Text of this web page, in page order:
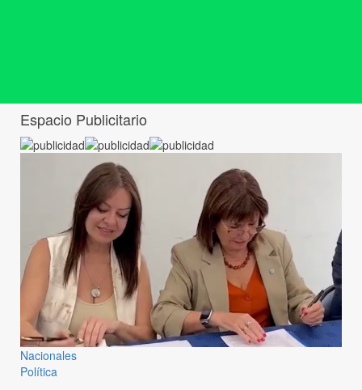
Espacio Publicitario
Nacionales
Política